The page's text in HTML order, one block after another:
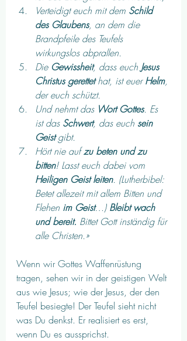
Verteidigt euch mit dem Schild
des Glaubens, an dem die
Brandpfeile des Teufels
wirkungslos abprallen.
Die Gewissheit, dass euch Jesus
Christus gerettet hat, ist euer Helm,
der euch schützt.
Und nehmt das Wort Gottes. Es
ist das Schwert, das euch sein
Geist gibt.
Hört nie auf zu beten und zu
bitten! Lasst euch dabei vom
Heiligen Geist leiten. (Lutherbibel:
Betet allezeit mit allem Bitten und
Flehen im Geist…) Bleibt wach
und bereit. Bittet Gott inständig für
alle Christen.»
Wenn wir Gottes Waffenrüstung
tragen, sehen wir in der geistigen Welt
aus wie Jesus; wie der Jesus, der den
Teufel besiegte! Der Teufel sieht nicht
was Du denkst. Er realisiert es erst,
wenn Du es aussprichst.